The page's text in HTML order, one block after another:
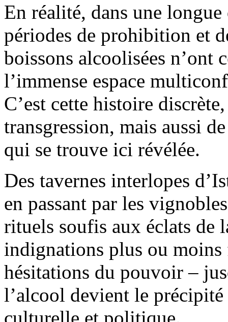
En réalité, dans une
périodes de prohibition et
boissons alcoolisées n’ont
l’immense espace
C’est cette histoire
transgression, mais aussi
qui se trouve ici révélée.
Des tavernes interlopes
en passant par les
rituels soufis aux éclats de
indignations plus ou
hésitations du pouvoir –
l’alcool devient le
culturelle et politique.